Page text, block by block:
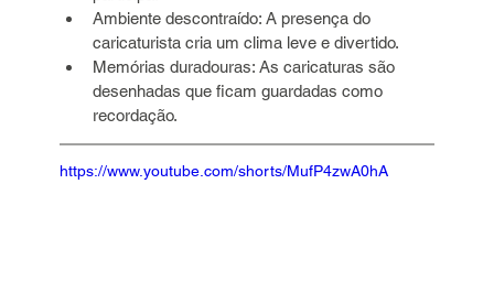
Ambiente descontraído: A presença do
caricaturista cria um clima leve e divertido.
Memórias duradouras: As caricaturas são
desenhadas que ficam guardadas como
recordação.
https://www.youtube.com/shorts/MufP4zwA0hA